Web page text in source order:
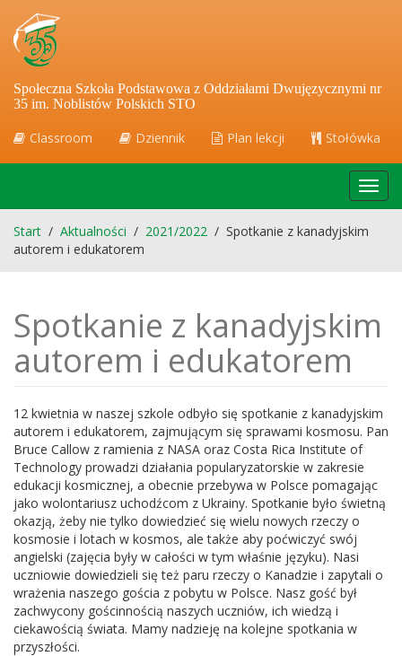
Społeczna Szkoła Podstawowa z Oddziałami Dwujęzycznymi nr
35 im. Noblistów Polskich STO
Classroom Dziennik Plan lekcji Stołówka
Start / Aktualności / 2021/2022 / Spotkanie z kanadyjskim
autorem i edukatorem
Spotkanie z kanadyjskim
autorem i edukatorem
12 kwietnia w naszej szkole odbyło się spotkanie z kanadyjskim
autorem i edukatorem, zajmującym się sprawami kosmosu. Pan
Bruce Callow z ramienia z NASA oraz Costa Rica Institute of
Technology prowadzi działania popularyzatorskie w zakresie
edukacji kosmicznej, a obecnie przebywa w Polsce pomagając
jako wolontariusz uchodźcom z Ukrainy. Spotkanie było świetną
okazją, żeby nie tylko dowiedzieć się wielu nowych rzeczy o
kosmosie i lotach w kosmos, ale także aby poćwiczyć swój
angielski (zajęcia były w całości w tym właśnie języku). Nasi
uczniowie dowiedzieli się też paru rzeczy o Kanadzie i zapytali o
wrażenia naszego gościa z pobytu w Polsce. Nasz gość był
zachwycony gościnnością naszych uczniów, ich wiedzą i
ciekawością świata. Mamy nadzieję na kolejne spotkania w
przyszłości.